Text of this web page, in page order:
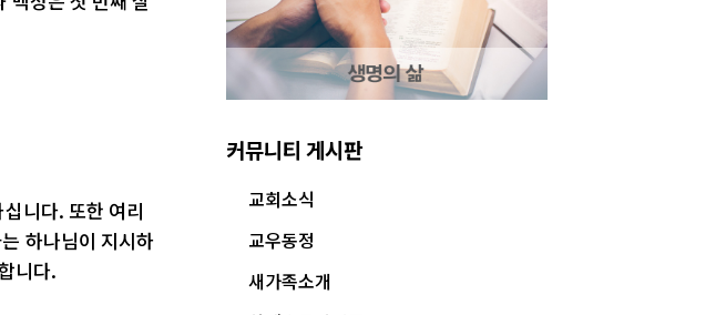
니다. 또한 여리
하나님이 지시하
니다.
커뮤니티 게시판
교회소식
교우동정
새가족소개